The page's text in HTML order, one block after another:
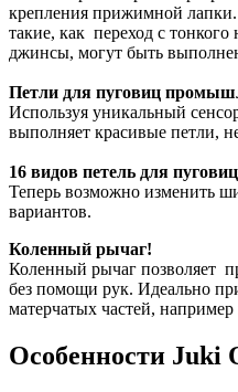
крепления прижимной
такие, как переход с
джинсы, могут быть
Петли для пуговиц
Используя уникальный
выполняет красивые петли,
16 видов петель для
Теперь возможно изменить
вариантов.
Коленный рычаг!
Коленный рычаг позволяет
без помощи рук. Идеально
матерчатых частей,
Особенности Juki